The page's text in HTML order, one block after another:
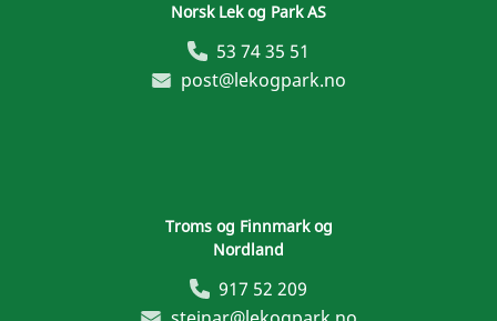
Norsk Lek og Park AS
53 74 35 51
post@lekogpark.no
Troms og Finnmark og
Nordland
917 52 209